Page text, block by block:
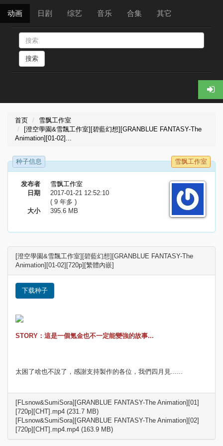
动画 日剧 综艺 音乐 合集 其它
搜索
首页
雪飘工作室
[澄空學園&雪飄工作室][碧藍幻想][GRANBLUE FANTASY-The
Animation][01-02]...
种子信息 雪飘工作室
发布者
雪飘工作室
日期
2017-01-21 12:52:10
( 9 年多 )
大小
395.6 MB
[澄空學園&雪飄工作室][碧藍幻想][GRANBLUE FANTASY-The
Animation][01-02][720p][繁體內嵌]
下载种子
STORY：這是一個氪金也不一定能變強的故事...
太困了啥也不說了，感謝支持製作的各位，我們四月見......
[FLsnow&SumiSora][GRANBLUE FANTASY-The Animation][01]
[720p][CHT].mp4 (231.7 MB)
[FLsnow&SumiSora][GRANBLUE FANTASY-The Animation][02]
[720p][CHT].mp4.mp4 (163.9 MB)